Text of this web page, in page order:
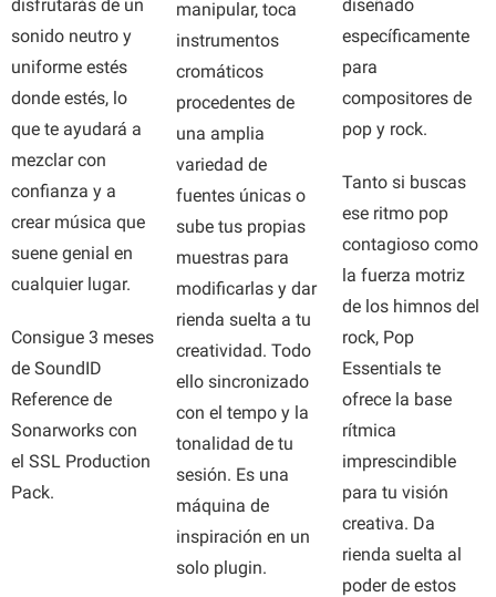
disfrutarás de un
sonido neutro y
uniforme estés
donde estés, lo
que te ayudará a
mezclar con
confianza y a
crear música que
suene genial en
cualquier lugar.
Consigue 3 meses
de SoundID
Reference de
Sonarworks con
el SSL Production
Pack.
manipular, toca
instrumentos
cromáticos
procedentes de
una amplia
variedad de
fuentes únicas o
sube tus propias
muestras para
modificarlas y dar
rienda suelta a tu
creatividad. Todo
ello sincronizado
con el tempo y la
tonalidad de tu
sesión. Es una
máquina de
inspiración en un
solo plugin.
diseñado
específicamente
para
compositores de
pop y rock.
Tanto si buscas
ese ritmo pop
contagioso como
la fuerza motriz
de los himnos del
rock, Pop
Essentials te
ofrece la base
rítmica
imprescindible
para tu visión
creativa. Da
rienda suelta al
poder de estos